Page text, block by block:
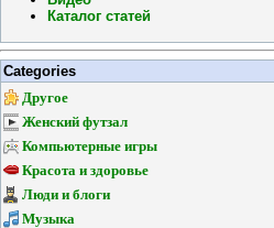
Каталог статей
Categories
Другое
Женский футзал
Компьютерные игры
Красота и здоровье
Люди и блоги
Музыка